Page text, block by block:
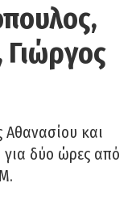
Γιώργος
και
για δύο ώρες από